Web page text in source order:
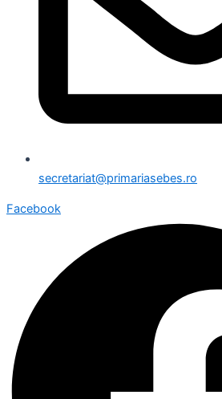
secretariat@primariasebes.ro
Facebook